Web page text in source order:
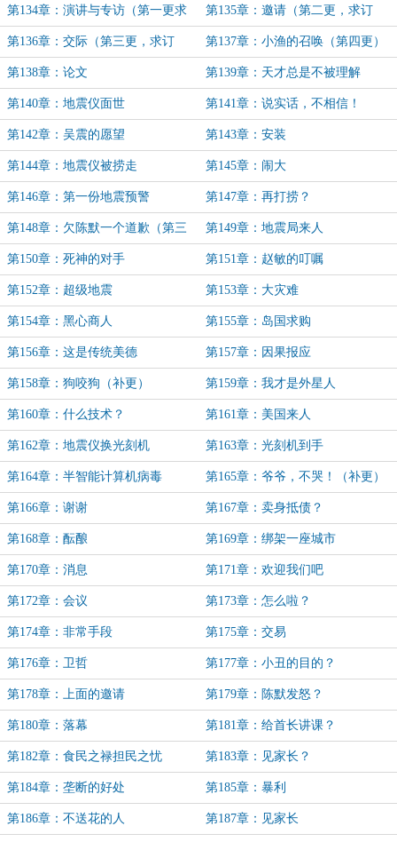
第134章：演讲与专访（第一更求
订阅）
第135章：邀请（第二更，求订
阅）
第136章：交际（第三更，求订
阅）
第137章：小渔的召唤（第四更）
第138章：论文 第139章：天才总是不被理解
第140章：地震仪面世 第141章：说实话，不相信！
第142章：吴震的愿望 第143章：安装
第144章：地震仪被捞走 第145章：闹大
第146章：第一份地震预警 第147章：再打捞？
第148章：欠陈默一个道歉（第三
更）
第149章：地震局来人
第150章：死神的对手 第151章：赵敏的叮嘱
第152章：超级地震 第153章：大灾难
第154章：黑心商人 第155章：岛国求购
第156章：这是传统美德 第157章：因果报应
第158章：狗咬狗（补更） 第159章：我才是外星人
第160章：什么技术？ 第161章：美国来人
第162章：地震仪换光刻机 第163章：光刻机到手
第164章：半智能计算机病毒 第165章：爷爷，不哭！（补更）
第166章：谢谢 第167章：卖身抵债？
第168章：酝酿 第169章：绑架一座城市
第170章：消息 第171章：欢迎我们吧
第172章：会议 第173章：怎么啦？
第174章：非常手段 第175章：交易
第176章：卫哲 第177章：小丑的目的？
第178章：上面的邀请 第179章：陈默发怒？
第180章：落幕 第181章：给首长讲课？
第182章：食民之禄担民之忧 第183章：见家长？
第184章：垄断的好处 第185章：暴利
第186章：不送花的人 第187章：见家长